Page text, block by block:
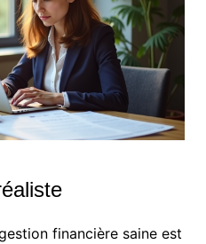
financière saine est